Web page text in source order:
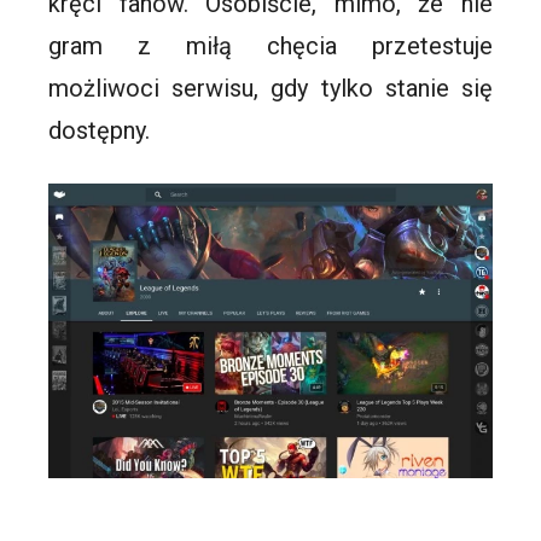
gram z miłą chęcia przetestuje
możliwoci serwisu, gdy tylko stanie się
dostępny.